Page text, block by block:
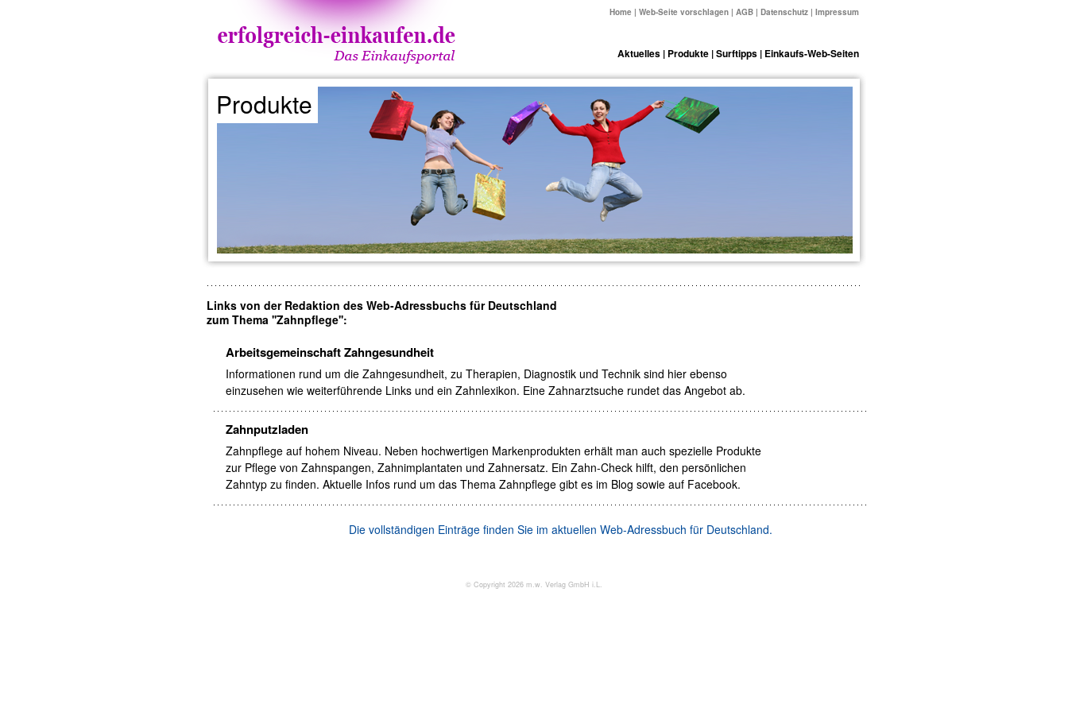
Home | Web-Seite vorschlagen| AGB| Datenschutz| Impressum
Aktuelles| Produkte|Surftipps| Einkaufs-Web-Seiten
Produkte
Links von der Redaktion des Web-Adressbuchs für Deutschland
zum Thema ''Zahnpflege'':
Arbeitsgemeinschaft Zahngesundheit
Informationen rund um die Zahngesundheit, zu Therapien, Diagnostik und Technik sind hier ebenso
einzusehen wie weiterführende Links und ein Zahnlexikon. Eine Zahnarztsuche rundet das Angebot ab.
Zahnputzladen
Zahnpflege auf hohem Niveau. Neben hochwertigen Markenprodukten erhält man auch spezielle Produkte
zur Pflege von Zahnspangen, Zahnimplantaten und Zahnersatz. Ein Zahn-Check hilft, den persönlichen
Zahntyp zu finden. Aktuelle Infos rund um das Thema Zahnpflege gibt es im Blog sowie auf Facebook.
Die vollständigen Einträge finden Sie im aktuellen Web-Adressbuch für Deutschland.
© Copyright 2026 m.w. Verlag GmbH i.L.